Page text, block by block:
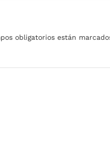
obligatorios están